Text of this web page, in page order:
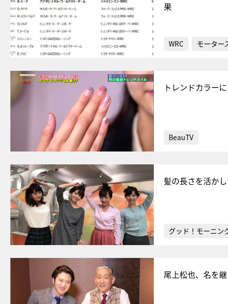
果
WRC モーター
トレンドカラー
BeauTV
髪の長さを活か
グッド！モーニン
尾上松也、名を